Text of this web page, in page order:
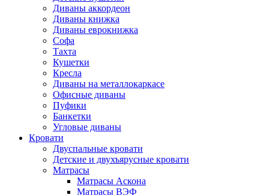
Диваны аккордеон
Диваны книжка
Диваны еврокнижка
Софа
Тахта
Кушетки
Кресла
Диваны на металлокаркасе
Офисные диваны
Пуфики
Банкетки
Угловые диваны
Кровати
Двуспальные кровати
Детские и двухъярусные кровати
Матрасы
Матрасы Аскона
Матрасы ВЭФ